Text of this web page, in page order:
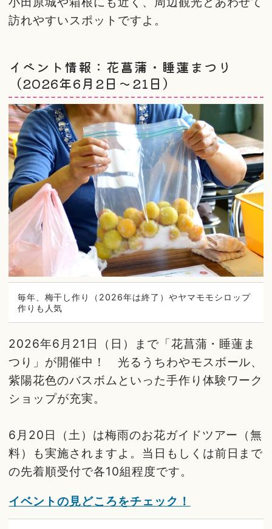
訪れやすいスポットですよ。
イベント情報：花菖蒲・睡蓮まつり
（2026年6月2日〜21日）
毎年、梅干し作り（2026年は終了）やヤマモモシロップ
作りも人気
2026年6月21日（日）まで「花菖蒲・睡蓮ま
つり」が開催中！ 光るうちわやモスボール、
紫陽花色のバスボムといった手作り体験ワーク
ショップが充実。
6月20日（土）は梅雨のお花ガイドツアー（無
料）も実施されますよ。当日もしくは前日まで
の先着順受付で各10組程度です。
イベントの見どころをチェック！